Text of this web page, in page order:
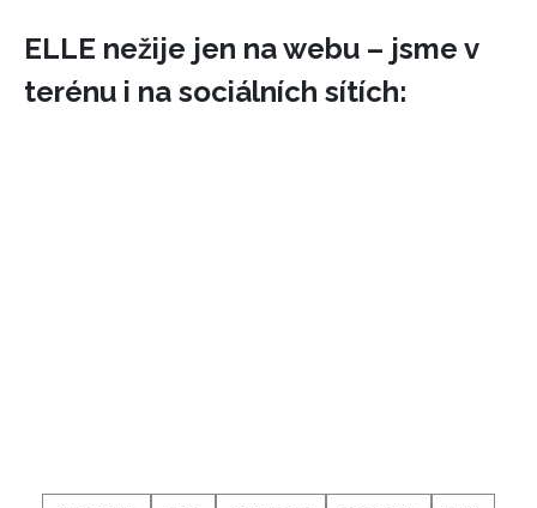
ELLE nežije jen na webu – jsme v
terénu i na sociálních sítích: